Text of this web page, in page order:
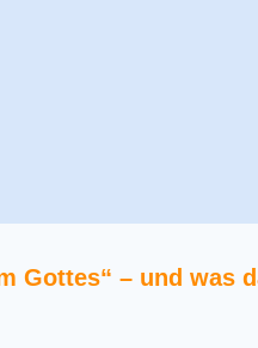
Gottes“ – und was